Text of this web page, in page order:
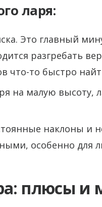
ларя:
Это главный
разгребать
что-то быстро
на малую высоту,
наклоны и
особенно для
плюсы и